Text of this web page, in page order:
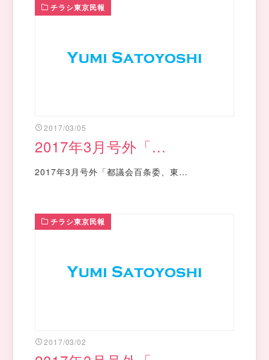
チラシ東京民報
2017/03/05
2017年3月号外「...
2017年3月号外「都議会百条委、東…
チラシ東京民報
2017/03/02